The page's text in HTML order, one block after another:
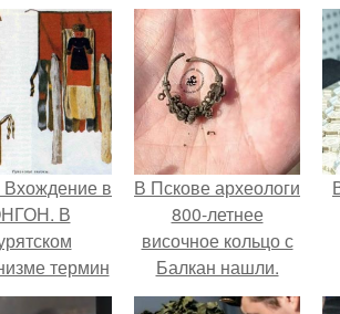
Вхождение в
В
термин
означает
В Пскове археологи
800-летнее
височное кольцо с
Балкан нашли.